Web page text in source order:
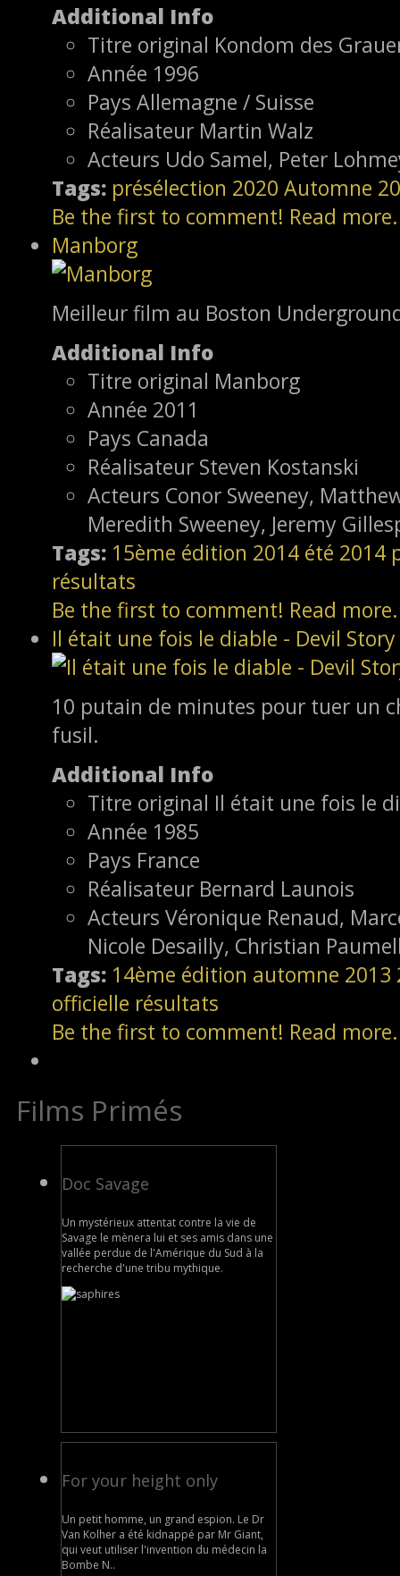
Additional Info
Titre original Kondom des
Année 1996
Pays Allemagne / Suisse
Réalisateur Martin Walz
Acteurs Udo Samel, Peter
Tags: présélection 2020 Automne
Be the first to comment! Read
Manborg
Meilleur film au Boston
Additional Info
Titre original Manborg
Année 2011
Pays Canada
Réalisateur Steven Kostanski
Acteurs Conor Sweeney,
Meredith Sweeney, Jeremy
Tags: 15ème édition 2014 été 2014
résultats
Be the first to comment! Read
Il était une fois le diable - Devil Story
10 putain de minutes pour tuer un
fusil.
Additional Info
Titre original Il était une fois le
Année 1985
Pays France
Réalisateur Bernard Launois
Acteurs Véronique Renaud,
Nicole Desailly, Christian
Tags: 14ème édition automne 2013
officielle résultats
Be the first to comment! Read
Films Primés
Doc Savage
Un mystérieux attentat contre la vie de
Savage le mènera lui et ses amis dans une
vallée perdue de l'Amérique du Sud à la
recherche d'une tribu mythique.
For your height only
Un petit homme, un grand espion. Le Dr
Van Kolher a été kidnappé par Mr Giant,
qui veut utiliser l'invention du médecin la
Bombe N..